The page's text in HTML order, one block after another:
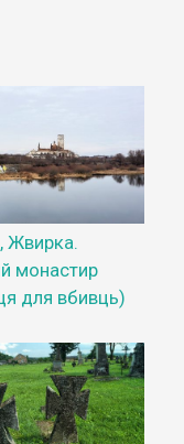
Жвирка.
монастир
для вбивць)